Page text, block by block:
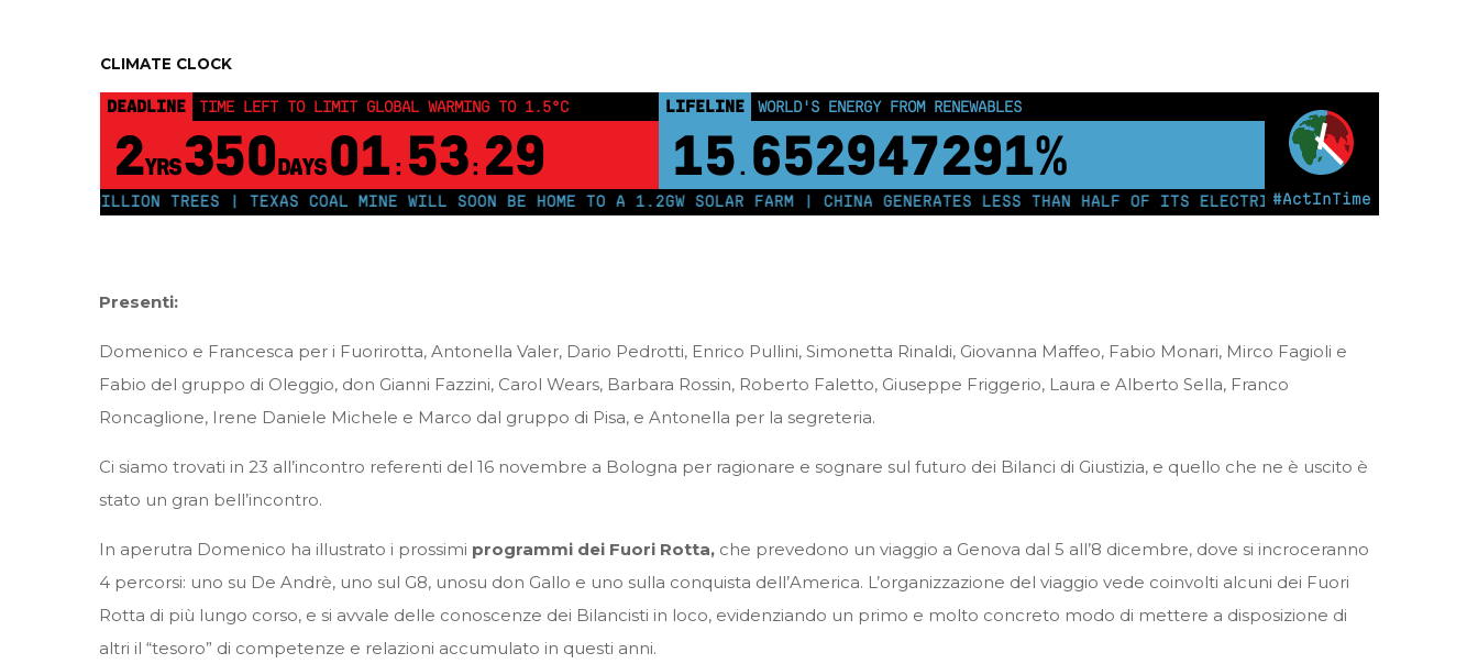
CLIMATE CLOCK
#ActInTime
DEADLINE TIME LEFT TO LIMIT GLOBAL WARMING TO 1.5°C
2YRS350DAYS 01 : 53: 28
LIFELINE LAND PROTECTED BY INDIGENOUS PEOPLE
43,500,000km²
250 MILLION TREES | TEXAS COAL MINE WILL SOON BE HOME TO A 1.2GW SOLAR FARM | CHINA GENERATES LESS THAN HALF OF ITS ELECTRICITY FROM COAL FOR THE
Presenti:
Domenico e Francesca per i Fuorirotta, Antonella Valer, Dario Pedrotti, Enrico Pullini, Simonetta Rinaldi, Giovanna Maffeo, Fabio Monari, Mirco Fagioli e
Fabio del gruppo di Oleggio, don Gianni Fazzini, Carol Wears, Barbara Rossin, Roberto Faletto, Giuseppe Friggerio, Laura e Alberto Sella, Franco
Roncaglione, Irene Daniele Michele e Marco dal gruppo di Pisa, e Antonella per la segreteria.
Ci siamo trovati in 23 all’incontro referenti del 16 novembre a Bologna per ragionare e sognare sul futuro dei Bilanci di Giustizia, e quello che ne è uscito è
stato un gran bell’incontro.
In aperutra Domenico ha illustrato i prossimi programmi dei Fuori Rotta,che prevedono un viaggio a Genova dal 5 all’8 dicembre, dove si incroceranno
4 percorsi: uno su De Andrè, uno sul G8, unosu don Gallo e uno sulla conquista dell’America. L’organizzazione del viaggio vede coinvolti alcuni dei Fuori
Rotta di più lungo corso, e si avvale delle conoscenze dei Bilancisti in loco, evidenziando un primo e molto concreto modo di mettere a disposizione di
altri il “tesoro” di competenze e relazioni accumulato in questi anni.